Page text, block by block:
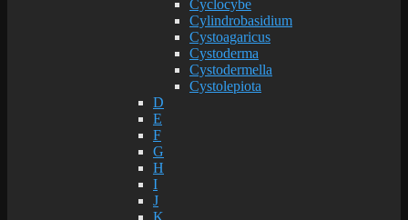
Cyclocybe
Cylindrobasidium
Cystoagaricus
Cystoderma
Cystodermella
Cystolepiota
D
E
F
G
H
I
J
K